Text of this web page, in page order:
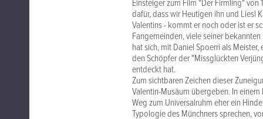
Einsteiger zum Film "Der Firmling"
dafür, dass wir Heutigen ihn und Liesl
Valentins - kommt er noch oder ist er
Fangemeinden, viele seiner
hat sich, mit Daniel Spoerri als
den Schöpfer der "Missglückten
entdeckt hat.
Zum sichtbaren Zeichen dieser
Valentin-Musäum übergeben. In
Weg zum Universalruhm eher ein
Typologie des Münchners sprechen,